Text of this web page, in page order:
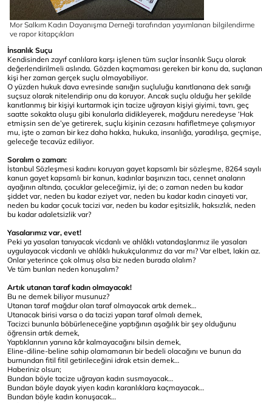
Mor Salkım Kadın Dayanışma Derneği tarafından yayımlanan bilgilendirme
ve rapor kitapçıkları
İnsanlık Suçu
Kendisinden zayıf canlılara karşı işlenen tüm suçlar İnsanlık Suçu olarak
değerlendirilmeli aslında. Gözden kaçmaması gereken bir konu da, suçlanan
kişi her zaman gerçek suçlu olmayabiliyor.
O yüzden hukuk dava evresinde sanığın suçluluğu kanıtlanana dek sanığı
suçsuz olarak nitelendirip onu da koruyor. Ancak suçlu olduğu her şekilde
kanıtlanmış bir kişiyi kurtarmak için tacize uğrayan kişiyi giyimi, tavrı, geç
saatte sokakta oluşu gibi konularla didikleyerek, mağduru neredeyse ‘Hak
etmişsin sen de’ye getirerek, suçlu kişinin cezasını hafifletmeye çalışmıyor
mu, işte o zaman bir kez daha hakka, hukuka, insanlığa, yaradılışa, geçmişe,
geleceğe tecavüz ediliyor.
Soralım o zaman:
İstanbul Sözleşmesi kadını koruyan gayet kapsamlı bir sözleşme, 8264 sayılı
kanun gayet kapsamlı bir kanun, kadınlar başınızın tacı, cennet anaların
ayağının altında, çocuklar geleceğimiz, iyi de; o zaman neden bu kadar
şiddet var, neden bu kadar eziyet var, neden bu kadar kadın cinayeti var,
neden bu kadar çocuk tacizi var, neden bu kadar eşitsizlik, haksızlık, neden
bu kadar adaletsizlik var?
Yasalarımız var, evet!
Peki ya yasaları tanıyacak vicdanlı ve ahlâklı vatandaşlarımız ile yasaları
uygulayacak vicdanlı ve ahlâklı hukukçularımız da var mı? Var elbet, lakin az.
Onlar yeterince çok olmuş olsa biz neden burada olalım?
Ve tüm bunları neden konuşalım?
Artık utanan taraf kadın olmayacak!
Bu ne demek biliyor musunuz?
Utanan taraf mağdur olan taraf olmayacak artık demek…
Utanacak birisi varsa o da tacizi yapan taraf olmalı demek,
Tacizci bununla böbürleneceğine yaptığının aşağılık bir şey olduğunu
öğrensin artık demek,
Yaptıklarının yanına kâr kalmayacağını bilsin demek,
Eline-diline-beline sahip olamamanın bir bedeli olacağını ve bunun da
burnundan fitil fitil getirileceğini idrak etsin demek…
Haberiniz olsun;
Bundan böyle tacize uğrayan kadın susmayacak…
Bundan böyle dayak yiyen kadın karanlıklara kaçmayacak…
Bundan böyle kadın konuşacak…